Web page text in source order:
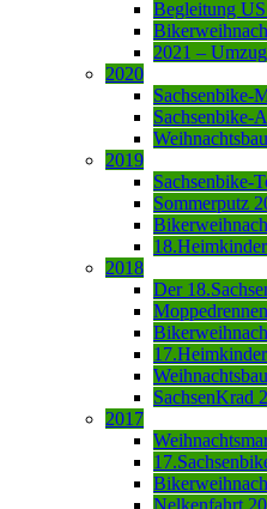
Begleitung
2021 –
2020
Sachsenbike-
Sachsenbike-
2019
Sachsenbike-
Sommerputz
2018
Der
SachsenKrad
2017
Nelkenfahrt